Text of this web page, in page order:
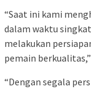
“Saat ini kami
dalam waktu
melakukan
pemain
“Dengan segala